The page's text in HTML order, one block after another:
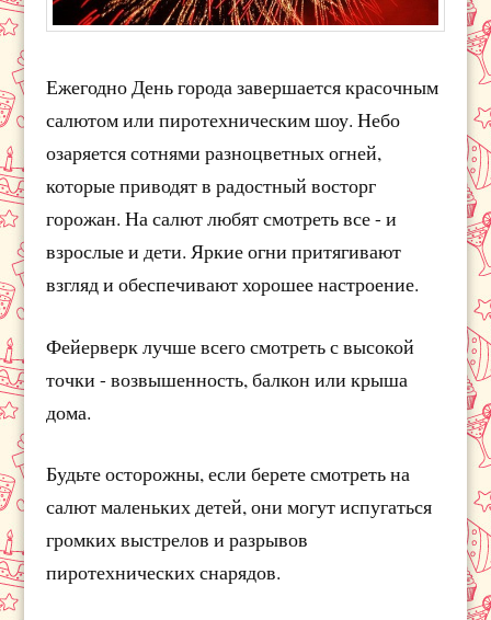
Ежегодно День города завершается красочным
салютом или пиротехническим шоу. Небо
озаряется сотнями разноцветных огней,
которые приводят в радостный восторг
горожан. На салют любят смотреть все - и
взрослые и дети. Яркие огни притягивают
взгляд и обеспечивают хорошее настроение.
Фейерверк лучше всего смотреть с высокой
точки - возвышенность, балкон или крыша
дома.
Будьте осторожны, если берете смотреть на
салют маленьких детей, они могут испугаться
громких выстрелов и разрывов
пиротехнических снарядов.